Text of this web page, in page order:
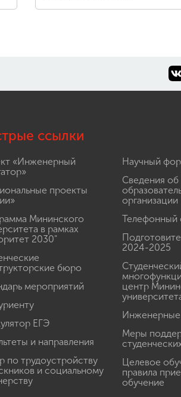
ссылки
«Инженерный
проекты
Мининского
в рамках
2030"
бюро
мероприятий
ЕГЭ
и направления
по трудоустройству
и социальному
Научный
Сведения об
организации
Телефонный
2024-2025
центр
Инженерные
Меры
Целевое
правила
обучение